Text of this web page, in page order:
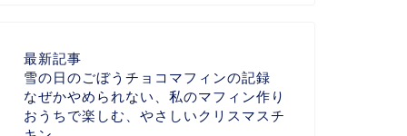
最新記事
雪の日のごぼうチョコマフィンの記録
なぜかやめられない、私のマフィン作り
おうちで楽しむ、やさしいクリスマスチ